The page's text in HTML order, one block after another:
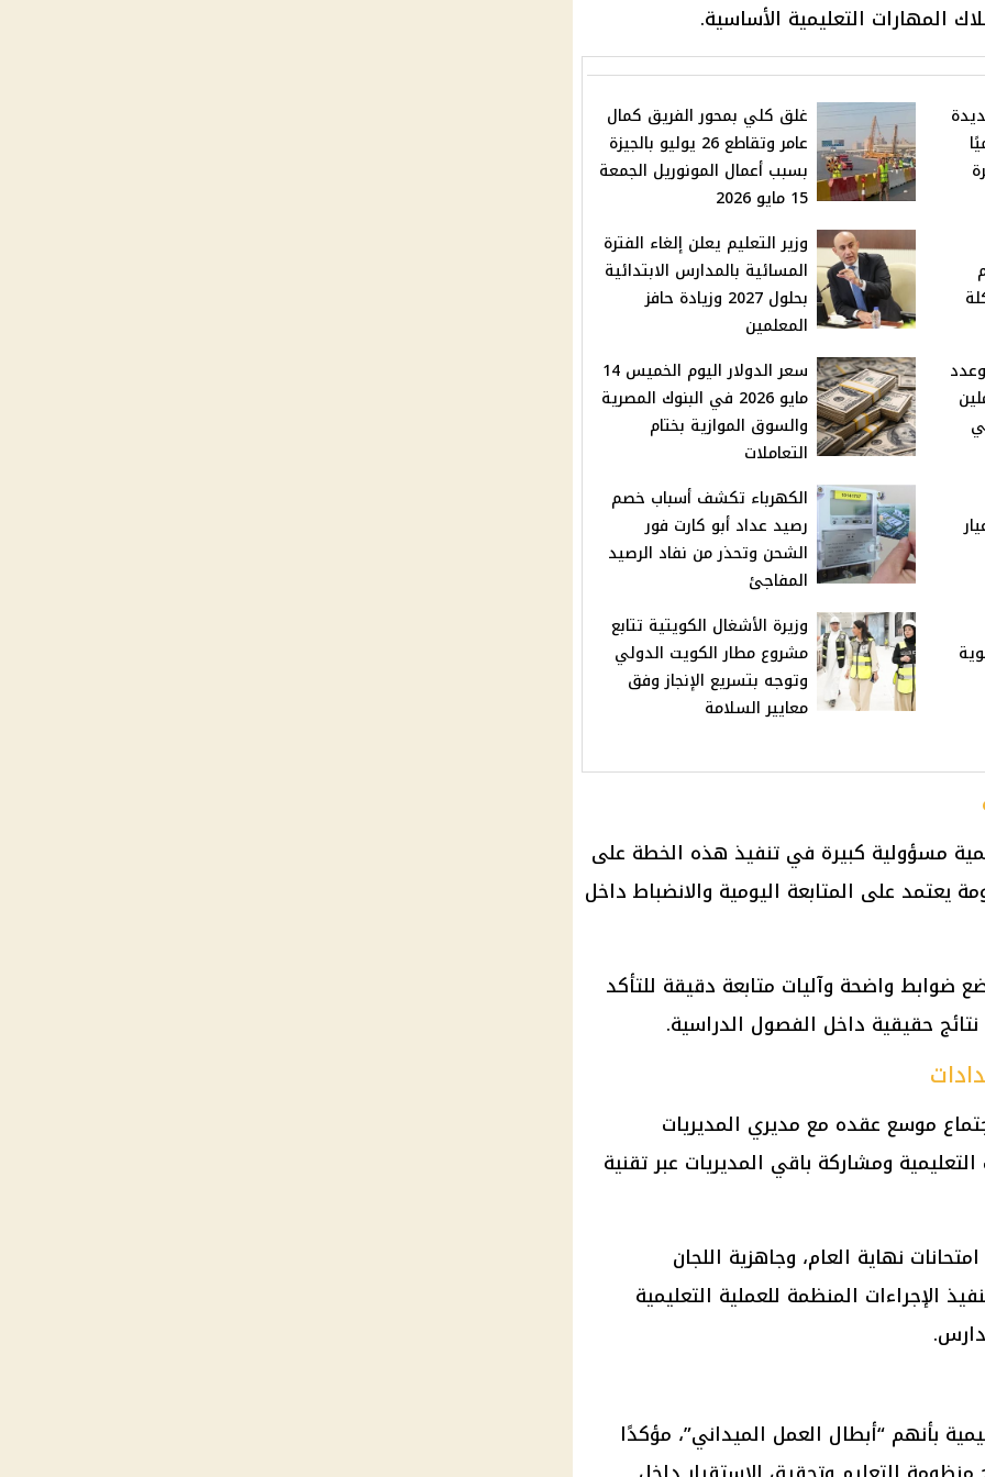
المهارات التعليمية الأساسية.
غلق كلي بمحور الفريق كمال
عامر وتقاطع 26 يوليو بالجيزة
بسبب أعمال المونوريل الجمعة
15 مايو 2026
وزير التعليم يعلن إلغاء الفترة
المسائية بالمدارس الابتدائية
بحلول 2027 وزيادة حافز
المعلمين
الأضحى 2026 وعدد
سعر الدولار اليوم الخميس 14
مايو 2026 في البنوك المصرية
والسوق الموازية بختام
التعاملات
وعيار
الكهرباء تكشف أسباب خصم
رصيد عداد أبو كارت فور
الشحن وتحذر من نفاد الرصيد
المفاجئ
وزيرة الأشغال الكويتية تتابع
مشروع مطار الكويت الدولي
وتوجه بتسريع الإنجاز وفق
معايير السلامة
مسؤولية كبيرة في تنفيذ هذه الخطة على
يعتمد على المتابعة اليومية والانضباط داخل
ضوابط واضحة وآليات متابعة دقيقة للتأكد
حقيقية داخل الفصول الدراسية.
موسع عقده مع مديري المديريات
ومشاركة باقي المديريات عبر تقنية
امتحانات نهاية العام، وجاهزية اللجان
الإجراءات المنظمة للعملية التعليمية
بأنهم “أبطال العمل الميداني”، مؤكدًا